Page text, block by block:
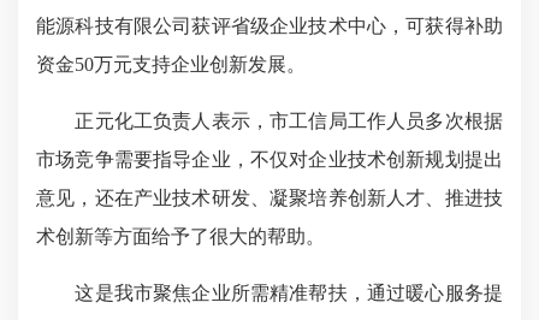
能源科技有限公司获评省级企业技术中心，可获得补助
资金50万元支持企业创新发展。
正元化工负责人表示，市工信局工作人员多次根据
市场竞争需要指导企业，不仅对企业技术创新规划提出
意见，还在产业技术研发、凝聚培养创新人才、推进技
术创新等方面给予了很大的帮助。
这是我市聚焦企业所需精准帮扶，通过暖心服务提